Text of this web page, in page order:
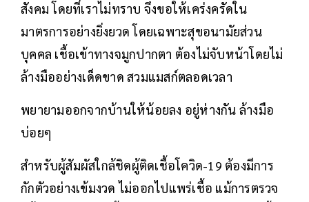
สังคม โดยที่เราไม่ทราบ จึงขอให้เคร่งครัดใน
มาตรการอย่างยิ่งยวด โดยเฉพาะสุขอนามัยส่วน
บุคคล เชื้อเข้าทางจมูกปากตา ต้องไม่จับหน้าโดยไม่
ล้างมืออย่างเด็ดขาด สวมแมสก์ตลอดเวลา
พยายามออกจากบ้านให้น้อยลง อยู่ห่างกัน ล้างมือ
บ่อยๆ
สำหรับผู้สัมผัสใกล้ชิดผู้ติดเชื้อโควิด-19 ต้องมีการ
กักตัวอย่างเข้มงวด ไม่ออกไปแพร่เชื้อ แม้การตรวจ